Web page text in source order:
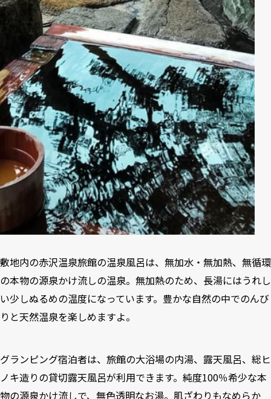
敷地内の赤沢温泉旅館の温泉風呂は、無加水・無加熱、無循環
の本物の源泉かけ流しの温泉。無加熱のため、長湯にはうれし
い少しぬるめの温度になっています。豊かな自然の中でのんび
りと天然温泉を楽しめますよ。
グランピング宿泊者は、旅館の大浴場の内湯、露天風呂、総ヒ
ノキ造りの貸切露天風呂が利用できます。純度100％希少な本
物の源泉かけ流しで、無色透明なお湯。肌ざわりもなめらか